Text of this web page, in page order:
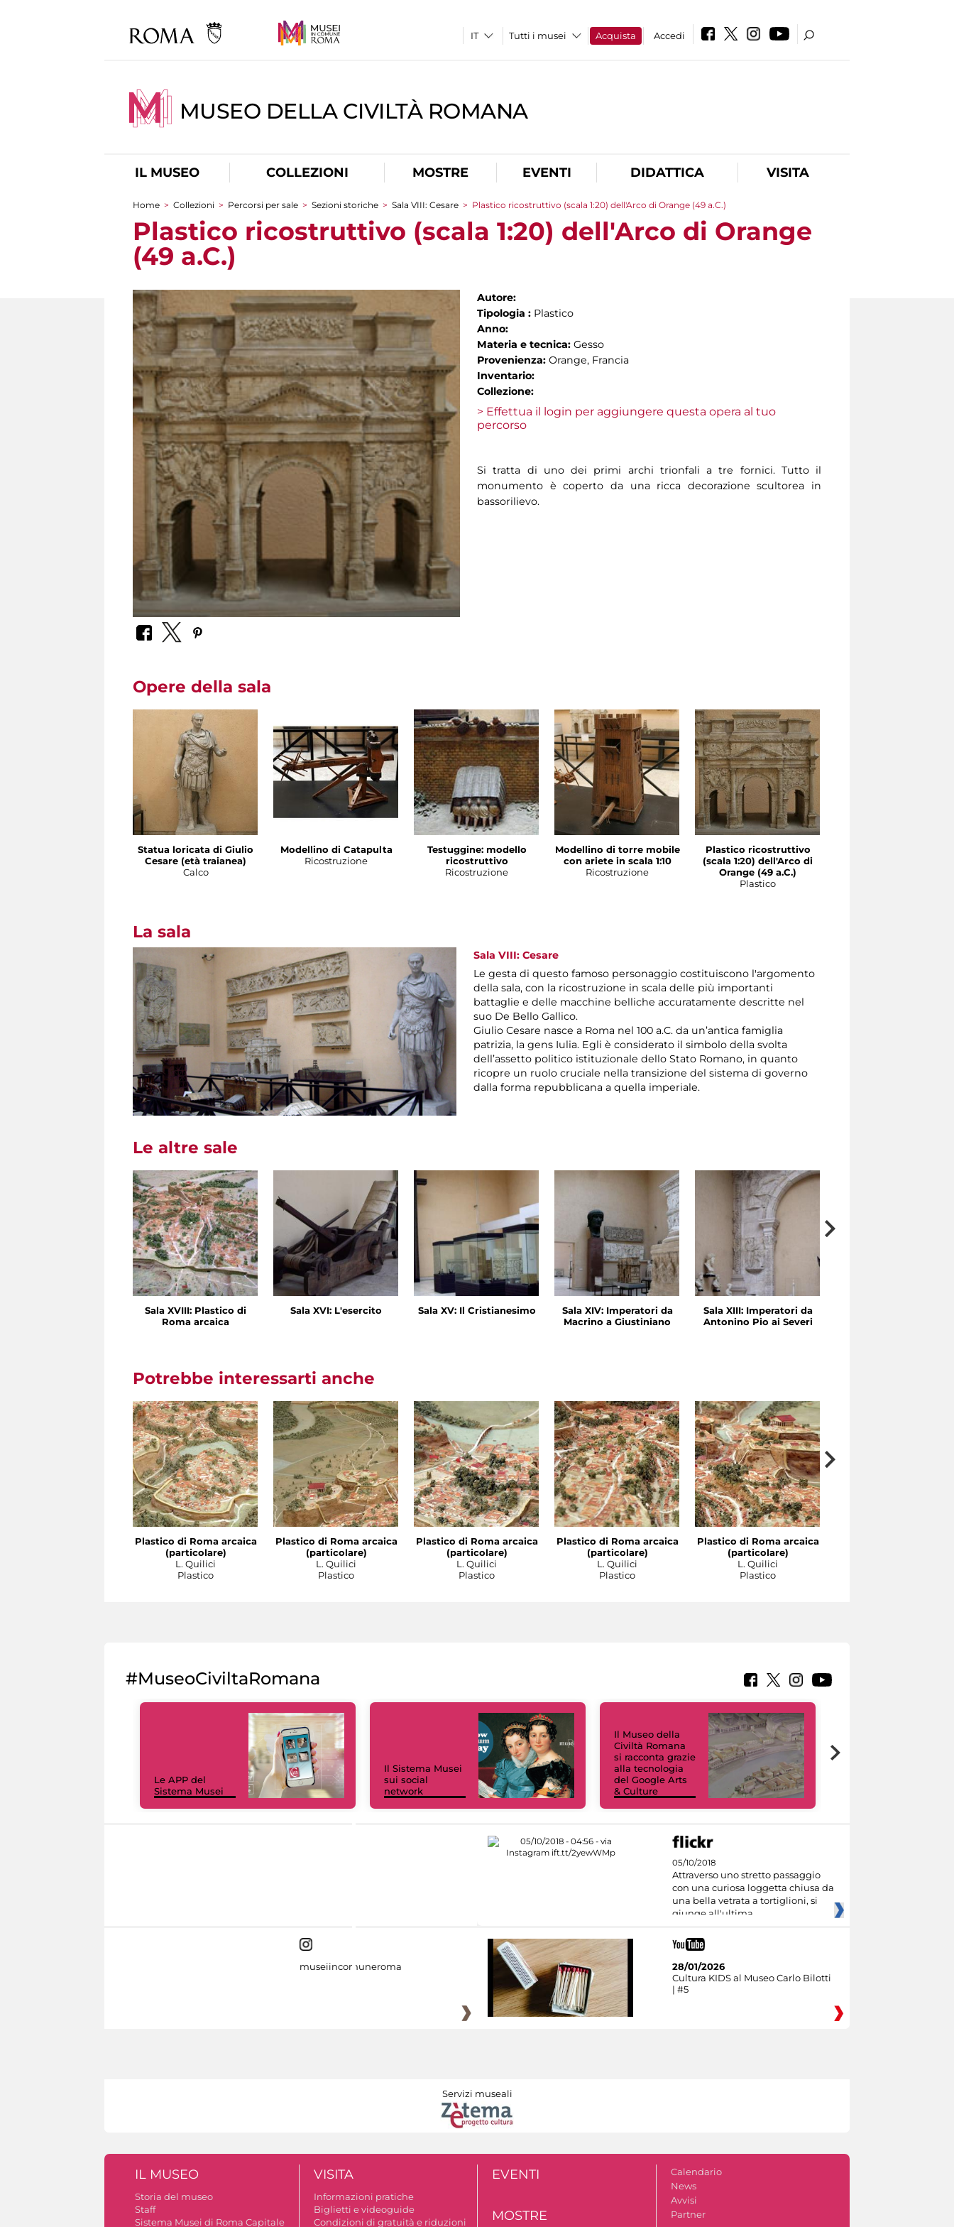
Tutti i musei Acquista Accedi
MUSEO DELLA CIVILTÀ ROMANA
IL MUSEO COLLEZIONI MOSTRE EVENTI DIDATTICA VISITA
Tu sei qui
Home > Collezioni > Percorsi per sale > Sezioni storiche > Sala VIII: Cesare > Plastico ricostruttivo (scala 1:20) dell'Arco di Orange (49 a.C.)
Plastico ricostruttivo (scala 1:20) dell'Arco di Orange
(49 a.C.)
Autore:
Tipologia : Plastico
Anno:
Materia e tecnica: Gesso
Provenienza: Orange, Francia
Inventario:
Collezione:
> Effettua il login per aggiungere questa opera al tuo
percorso
Si tratta di uno dei primi archi trionfali a tre fornici. Tutto il
monumento è coperto da una ricca decorazione scultorea in
bassorilievo.
Opere della sala
Statua loricata di Giulio
Cesare (età traianea)
Calco
Modellino di Catapulta
Ricostruzione
Testuggine: modello
ricostruttivo
Ricostruzione
Modellino di torre mobile
con ariete in scala 1:10
Ricostruzione
Plastico ricostruttivo
(scala 1:20) dell'Arco di
Orange (49 a.C.)
Plastico
La sala
Sala VIII: Cesare
Le gesta di questo famoso personaggio costituiscono l'argomento
della sala, con la ricostruzione in scala delle più importanti
battaglie e delle macchine belliche accuratamente descritte nel
suo De Bello Gallico.
Giulio Cesare nasce a Roma nel 100 a.C. da un’antica famiglia
patrizia, la gens Iulia. Egli è considerato il simbolo della svolta
dell’assetto politico istituzionale dello Stato Romano, in quanto
ricopre un ruolo cruciale nella transizione del sistema di governo
dalla forma repubblicana a quella imperiale.
Le altre sale
Sala XVIII: Plastico di
Roma arcaica
Sala XVI: L'esercito Sala XV: Il Cristianesimo
Sala XIV: Imperatori da
Macrino a Giustiniano
Sala XIII: Imperatori da
Antonino Pio ai Severi
Potrebbe interessarti anche
Plastico di Roma arcaica
(particolare)
L. Quilici
Plastico
Plastico di Roma arcaica
(particolare)
L. Quilici
Plastico
Plastico di Roma arcaica
(particolare)
L. Quilici
Plastico
Plastico di Roma arcaica
(particolare)
L. Quilici
Plastico
Plastico di Roma arcaica
(particolare)
L. Quilici
Plastico
#MuseoCiviltaRomana
Le APP del
Sistema Musei
Il Sistema Musei
sui social
network
Il Museo della
Civiltà Romana
si racconta grazie
alla tecnologia
del Google Arts
& Culture
05/10/2018
Attraverso uno stretto passaggio
con una curiosa loggetta chiusa da
una bella vetrata a tortiglioni, si
giunge all'ultima
museiincomuneroma
28/01/2026
Cultura KIDS al Museo Carlo Bilotti
| #5
Servizi museali
IL MUSEO
Storia del museo
Staff
Sistema Musei di Roma Capitale
VISITA
Informazioni pratiche
Biglietti e videoguide
Condizioni di gratuità e riduzioni
EVENTI
MOSTRE
Calendario
News
Avvisi
Partner